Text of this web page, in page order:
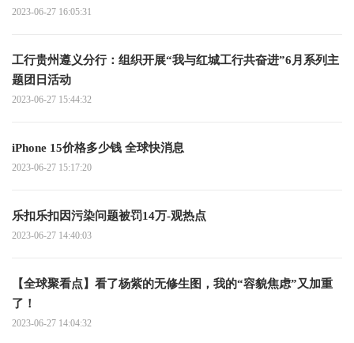
2023-06-27 16:05:31
工行贵州遵义分行：组织开展“我与红城工行共奋进”6月系列主
题团日活动
2023-06-27 15:44:32
iPhone 15价格多少钱 全球快消息
2023-06-27 15:17:20
乐扣乐扣因污染问题被罚14万-观热点
2023-06-27 14:40:03
【全球聚看点】看了杨紫的无修生图，我的“容貌焦虑”又加重
了！
2023-06-27 14:04:32